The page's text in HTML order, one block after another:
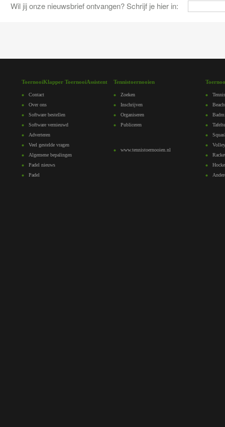
Wil jij onze nieuwsbrief ontvangen? Schrijf je hier in:
ToernooiKlapper ToernooiAssistent
Contact
Over ons
Software bestellen
Software vernieuwd
Adverteren
Veel gestelde vragen
Algemene bepalingen
Padel nieuws
Padel
Tennistoernooien
Zoeken
Inschrijven
Organiseren
Publiceren
www.tennistoernooien.nl